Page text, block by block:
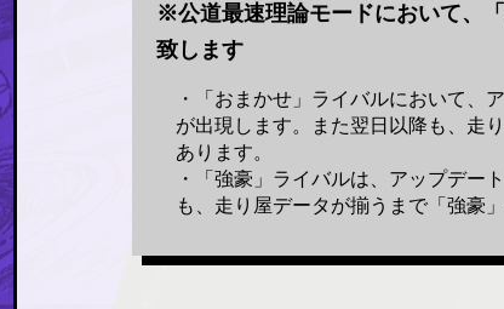
※公道最速理論モードにおいて、
致します
・「おまかせ」ライバルにおいて、
が出現します。また翌日以降も、走
あります。
・「強豪」ライバルは、アップデー
も、走り屋データが揃うまで「強豪